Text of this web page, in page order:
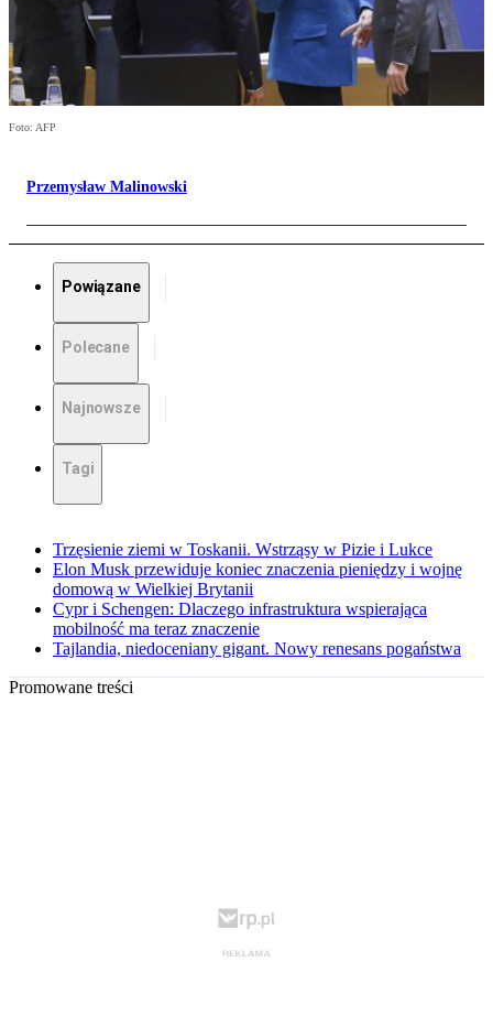
Foto: AFP
Przemysław Malinowski
Powiązane
Polecane
Najnowsze
Tagi
Trzęsienie ziemi w Toskanii. Wstrząsy w Pizie i Lukce
Elon Musk przewiduje koniec znaczenia pieniędzy i wojnę
domową w Wielkiej Brytanii
Cypr i Schengen: Dlaczego infrastruktura wspierająca
mobilność ma teraz znaczenie
Tajlandia, niedoceniany gigant. Nowy renesans pogaństwa
Promowane treści